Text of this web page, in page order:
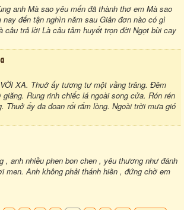
anh Mà sao yêu mến đã thành thơ em Mà sao
đến tận nghìn năm sau Giản đơn nào có gì
câu trả lời Là câu tâm huyết trọn đời Ngọt bùi cay
XA. Thuở ấy tương tư một vầng trăng. Đêm
Rung rinh chiếc lá ngoài song cửa. Rón rén
Thuở ấy đa đoan rối rắm lòng. Ngoài trời mưa gió
, anh nhiều phen bon chen , yêu thương như đánh
men. Anh không phải thánh hiền , đứng chờ em